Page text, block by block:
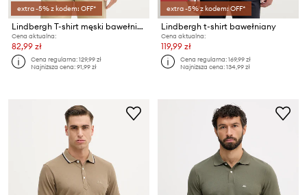
extra -5% z kodem: OFF*
Lindbergh T-shirt męski bawełniany
Cena aktualna:
82,99 zł
Cena regularna:129,99 zł
Najniższa cena:91,99 zł
extra -5% z kodem: OFF*
Lindbergh t-shirt bawełniany
Cena aktualna:
119,99 zł
Cena regularna:169,99 zł
Najniższa cena:134,99 zł